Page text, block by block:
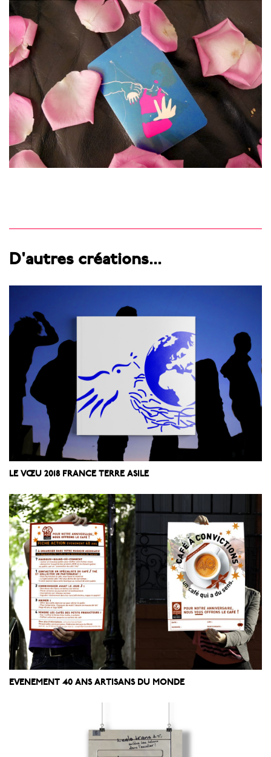
D'autres créations...
LE VŒU 2018 FRANCE TERRE ASILE
EVENEMENT 40 ANS ARTISANS DU MONDE